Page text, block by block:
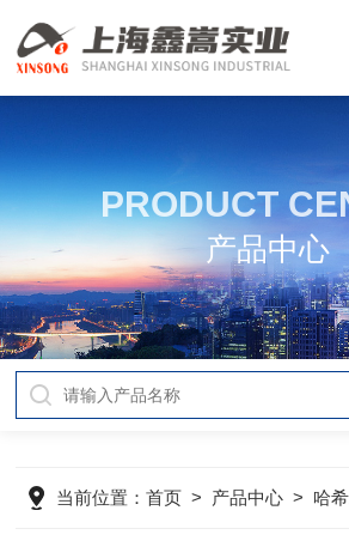
PRODUCT
产品中心
当前位置：首页 > 产品中心 > 哈